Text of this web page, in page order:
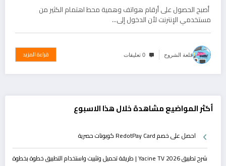
أصبح الحصول على أرقام هواتف وهمية محط اهتمام الكثير من
مستخدمي الإنترنت لأن الدخول إلى…
قلعة الشروح 0 تعليقات قراءة المزيد
أكثر المواضيع مشاهدة خلال هذا الاسبوع
احصل على خصم RedotPay Card كوبونات حصرية
شرح تطبيق Yacine TV 2026 | طريقة تحميل وتثبيت واستخدام التطبيق خطوة بخطوة